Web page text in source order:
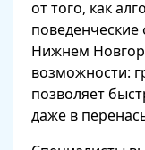
от того, как
Нижнем
возможности:
позволяет
даже в